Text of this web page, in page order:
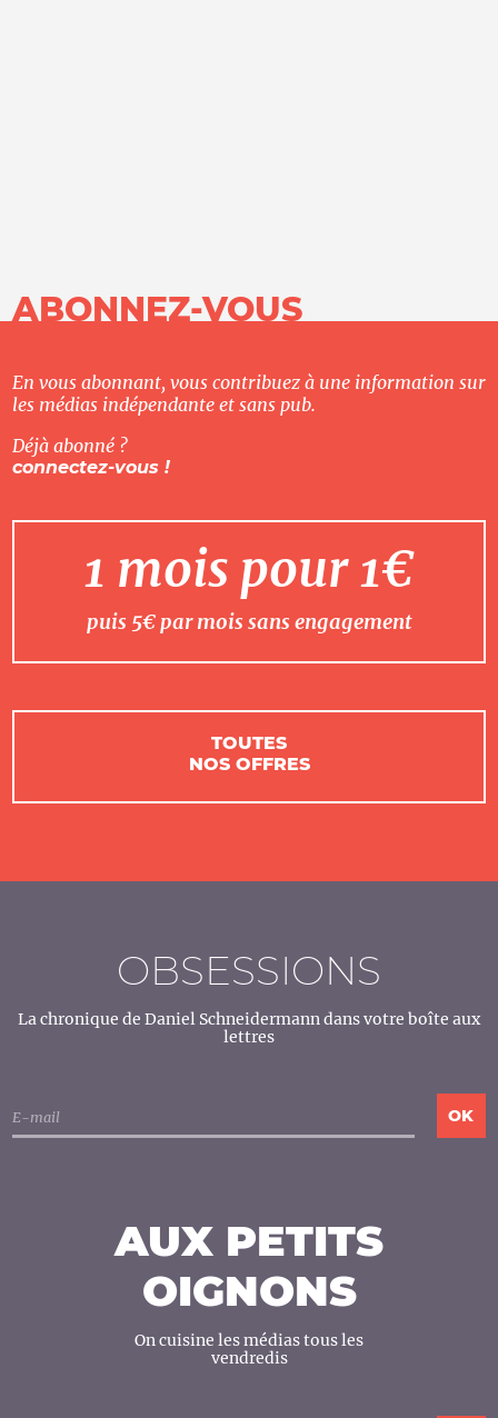
ABONNEZ-VOUS
En vous abonnant, vous contribuez à une information sur
les médias indépendante et sans pub.
Déjà abonné ?
connectez-vous !
1 mois pour 1€
puis 5€ par mois sans engagement
TOUTES
NOS OFFRES
OBSESSIONS
La chronique de Daniel Schneidermann dans votre boîte aux
lettres
AUX PETITS
OIGNONS
On cuisine les médias tous les
vendredis